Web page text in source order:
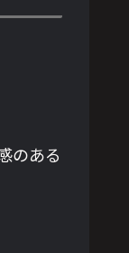
のある